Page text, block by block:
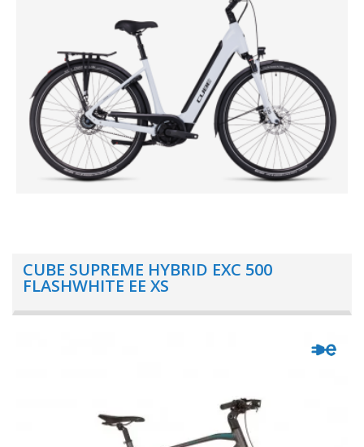
CUBE SUPREME HYBRID EXC 500
FLASHWHITE EE XS